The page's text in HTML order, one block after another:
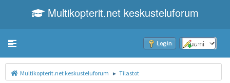
Multikopterit.net keskusteluforum
Toggle navigation Log in Sign up
Multikopterit.net keskusteluforum ► Tilastot